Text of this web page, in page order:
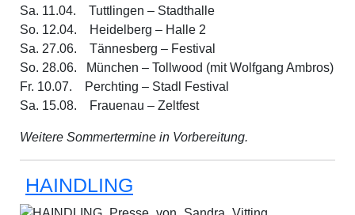
Sa. 11.04. Tuttlingen – Stadthalle
So. 12.04. Heidelberg – Halle 2
Sa. 27.06. Tännesberg – Festival
So. 28.06. München – Tollwood (mit Wolfgang Ambros)
Fr. 10.07. Perchting – Stadl Festival
Sa. 15.08. Frauenau – Zeltfest
Weitere Sommertermine in Vorbereitung.
HAINDLING